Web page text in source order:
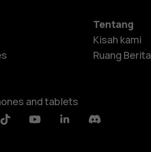
and tablets
Tentang
Kisah kami
Ruang Berita
Tiktok YoutubeLinkedinDiscord